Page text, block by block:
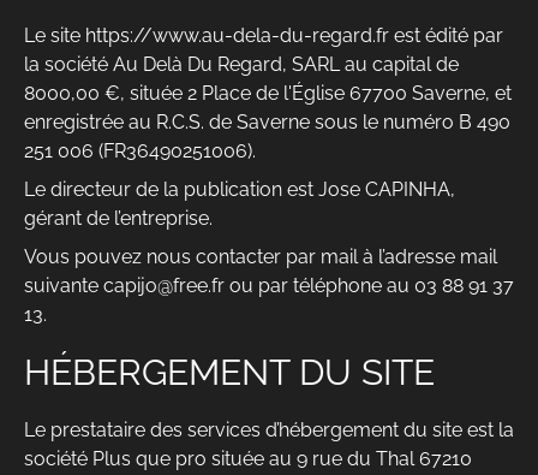
Le site https://www.au-dela-du-regard.fr est édité par
la société Au Delà Du Regard, SARL au capital de
8000,00 €, située 2 Place de l'Église 67700 Saverne, et
enregistrée au R.C.S. de Saverne sous le numéro B 490
251 006 (FR36490251006).
Le directeur de la publication est Jose CAPINHA,
gérant de l’entreprise.
Vous pouvez nous contacter par mail à l’adresse mail
suivante capijo@free.fr ou par téléphone au 03 88 91 37
13.
HÉBERGEMENT DU SITE
Le prestataire des services d’hébergement du site est la
société Plus que pro située au 9 rue du Thal 67210